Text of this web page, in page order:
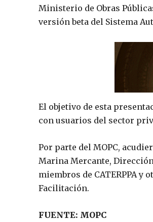
Ministerio de Obras
versión beta del Sistema
El objetivo de esta
con usuarios del sector
Por parte del MOPC,
Marina Mercante,
miembros de CATERPPA
Facilitación.
FUENTE: MOPC